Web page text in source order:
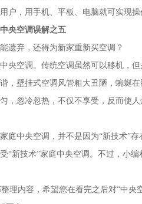
户，用手机、平板、电脑就可实现操
央空调误解之五
遗弃，还得为新家重新买空调？
空调。传统空调虽然可以移机，
，壁挂式空调风管粗大丑陋，蜿蜒
，忽冷忽热，不仅不享受，反而使
庭中央空调，并不是因为“新技术”
新技术”家庭中央空调。不过，小
理内容，希望您在看完之后对“中央